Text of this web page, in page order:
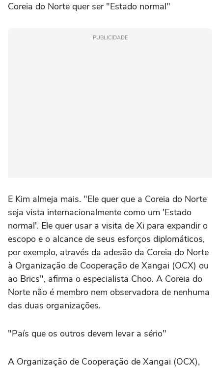
Coreia do Norte quer ser "Estado normal"
PUBLICIDADE
E Kim almeja mais. "Ele quer que a Coreia do Norte
seja vista internacionalmente como um 'Estado
normal'. Ele quer usar a visita de Xi para expandir o
escopo e o alcance de seus esforços diplomáticos,
por exemplo, através da adesão da Coreia do Norte
à Organização de Cooperação de Xangai (OCX) ou
ao Brics", afirma o especialista Choo. A Coreia do
Norte não é membro nem observadora de nenhuma
das duas organizações.
"País que os outros devem levar a sério"
A Organização de Cooperação de Xangai (OCX),